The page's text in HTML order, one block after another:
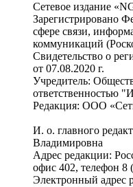
Сетевое издание
Зарегистрировано
сфере связи,
коммуникаций
Свидетельство о
от 07.08.2020 г.
Учредитель:
Редакция: ООО
И. о. главного
Владимировна
Адрес редакции:
офис 402, телефон 8
Электронный адрес